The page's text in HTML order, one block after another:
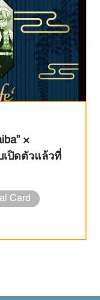
×
เปิดตัวแล้วที่
Card